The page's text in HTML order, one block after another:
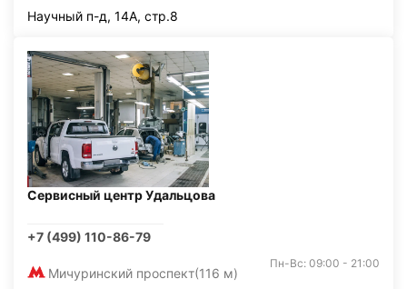
Научный п-д, 14А, стр.8
Сервисный центр Удальцова
+7 (499) 110-86-79
Мичуринский проспект(116 м)
Пн-Вс: 09:00 - 21:00